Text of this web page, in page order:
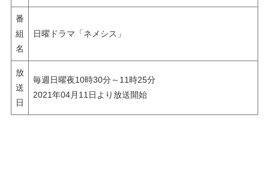
番
組
名
日曜ドラマ「ネメシス」
放
送
日
毎週日曜夜10時30分～11時25分
2021年04月11日より放送開始